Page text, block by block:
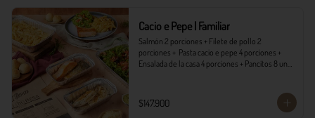
Cacio e Pepe | Familiar
Salmón 2 porciones + Filete de pollo 2
porciones +  Pasta cacio e pepe 4 porciones +
Ensalada de la casa 4 porciones + Pancitos 8 und.
$147.900